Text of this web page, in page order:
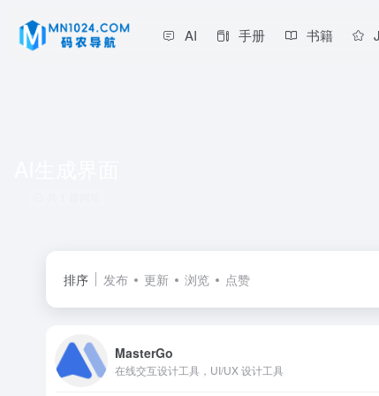
AI 手册 书籍
排序 发布 更新 浏览 点赞
MasterGo
在线交互设计工具，UI/UX 设计工具